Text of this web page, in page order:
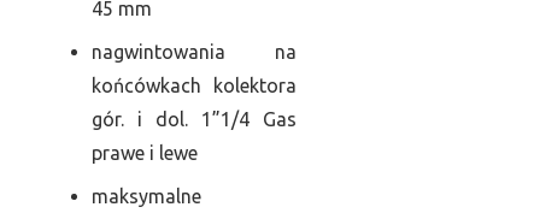
45 mm
nagwintowania na
końcówkach kolektora
gór. i dol. 1”1/4 Gas
prawe i lewe
maksymalne